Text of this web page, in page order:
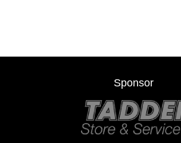
Sponsor